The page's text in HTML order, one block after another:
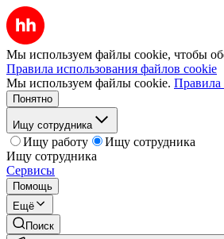
Мы используем файлы cookie, чтобы
Правила использования файлов cookie
Мы используем файлы cookie. Правила
Понятно
Ищу сотрудника
Ищу работу
Ищу сотрудника
Ищу сотрудника
Сервисы
Помощь
Ещё
Поиск